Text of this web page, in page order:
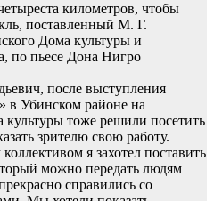
километров, чтобы
поставленный М. Г.
Дома культуры и
по пьесе Дона Нигро
после выступления
в Убинском районе на
тоже решили посетить
зрителю свою работу.
я захотел поставить
можно передать людям
справились со